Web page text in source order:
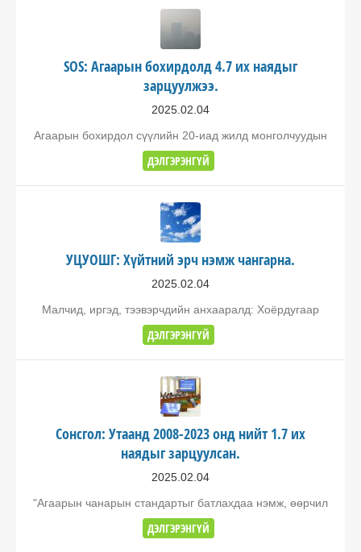
SOS: Агаарын бохирдолд 4.7 их наядыг
зарцуулжээ.
2025.02.04
Агаарын бохирдол сүүлийн 20-иад жилд монголчуудын
ДЭЛГЭРЭНГҮЙ
УЦУОШГ: Хүйтний эрч нэмж чангарна.
2025.02.04
Малчид, иргэд, тээвэрчдийн анхааралд: Хоёрдугаар
ДЭЛГЭРЭНГҮЙ
Сонсгол: Утаанд 2008-2023 онд нийт 1.7 их
наядыг зарцуулсан.
2025.02.04
"Агаарын чанарын стандартыг батлахдаа нэмж, өөрчил
ДЭЛГЭРЭНГҮЙ